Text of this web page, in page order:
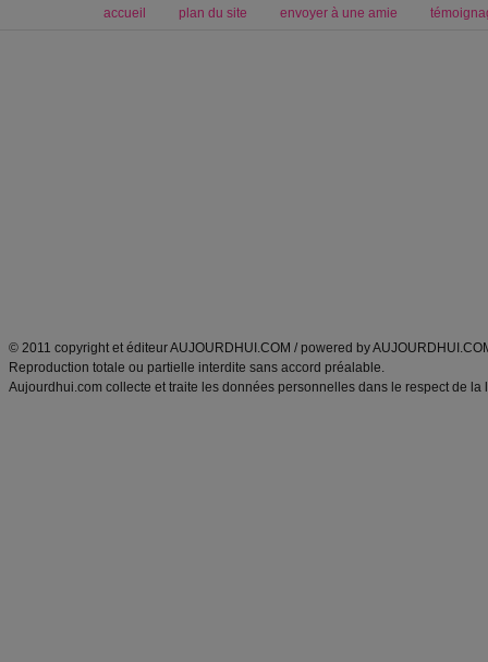
accueil plan du site envoyer à une amie
© 2011 copyright et éditeur AUJOURDHUI.COM / powered by
Reproduction totale ou partielle interdite sans accord préalable.
Aujourdhui.com collecte et traite les données personnelles dans le respect de